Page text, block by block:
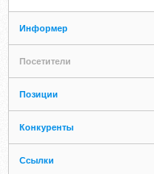
Информер
Посетители
Позиции
Конкуренты
Ссылки